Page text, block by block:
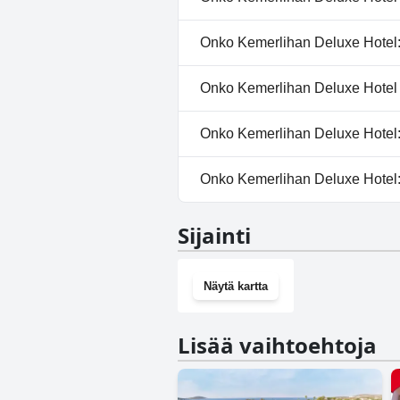
Kyllä, Kemerlihan Deluxe
Onko Kemerlihan Deluxe
Ei, Kemerlihan Deluxe Hotel
Onko Kemerlihan Deluxe
Ei, Kemerlihan Deluxe Hotel
Onko Kemerlihan Deluxe
Kyllä, Kemerlihan Deluxe
Onko Kemerlihan Deluxe
Sijainti
Näytä kartta
Lisää vaihtoehtoja